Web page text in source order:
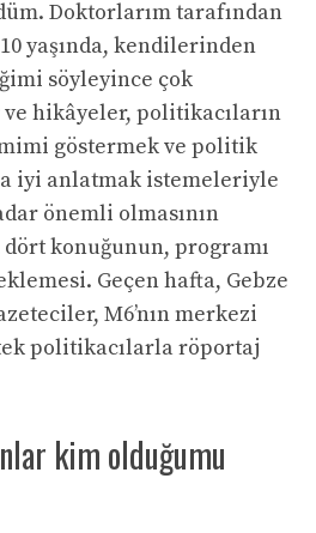
Doktorlarım tarafından
yaşında, kendilerinden
söyleyince çok
ve hikâyeler, politikacıların
göstermek ve politik
iyi anlatmak istemeleriyle
önemli olmasının
konuğunun, programı
Geçen hafta, Gebze
M6’nın merkezi
politikacılarla röportaj
kim olduğumu